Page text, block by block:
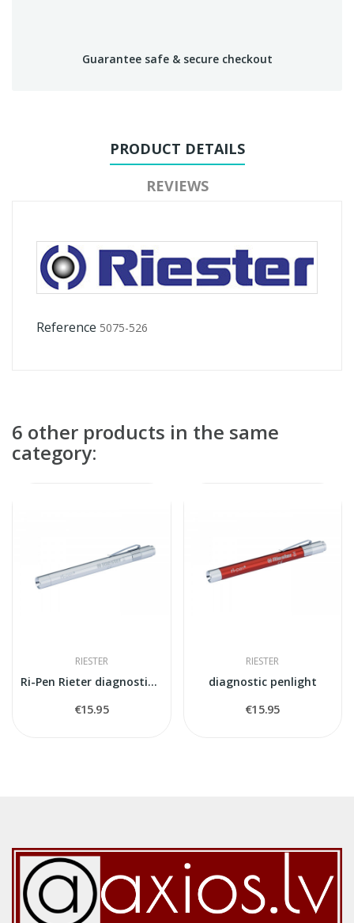
Guarantee safe & secure checkout
PRODUCT DETAILS
REVIEWS
Reference 5075-526
6 other products in the same
category:
RIESTER
Ri-Pen Rieter diagnostic penlight
€15.95
RIESTER
diagnostic penlight
€15.95